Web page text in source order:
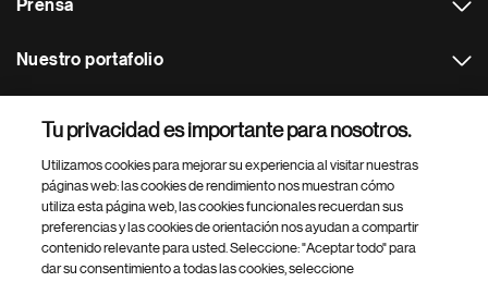
Prensa
Nuestro portafolio
Footer Site Search
Tu privacidad es importante para nosotros.
Utilizamos cookies para mejorar su experiencia al visitar nuestras
páginas web: las cookies de rendimiento nos muestran cómo
utiliza esta página web, las cookies funcionales recuerdan sus
preferencias y las cookies de orientación nos ayudan a compartir
contenido relevante para usted. Seleccione: "Aceptar todo" para
dar su consentimiento a todas las cookies, seleccione